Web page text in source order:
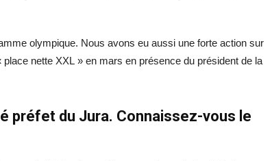
olympique. Nous avons eu aussi une forte action sur
nette XXL » en mars en présence du président de la
préfet du Jura. Connaissez-vous le